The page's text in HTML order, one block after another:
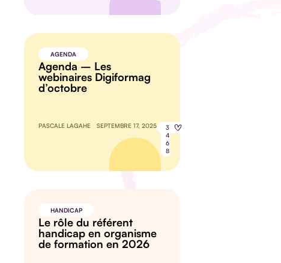
AGENDA
Agenda – Les
webinaires Digiformag
d’octobre
PASCALE LAGAHE SEPTEMBRE 17, 2025
3
4
6
8
HANDICAP
Le rôle du référent
handicap en organisme
de formation en 2026